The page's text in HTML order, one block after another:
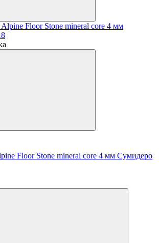
Floor Stone mineral core 4 мм Сумидеро